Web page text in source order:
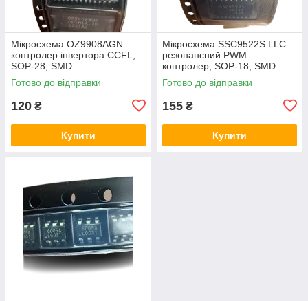
Мікросхема OZ9908AGN
контролер інвертора CCFL,
SOP-28, SMD
Готово до відправки
120 ₴
Купити
Мікросхема SSC9522S LLC
резонансний PWM
контролер, SOP-18, SMD
Готово до відправки
155 ₴
Купити